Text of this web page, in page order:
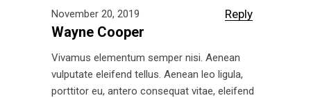
November 20, 2019 Reply
Wayne Cooper
Vivamus elementum semper nisi. Aenean
vulputate eleifend tellus. Aenean leo ligula,
porttitor eu, antero consequat vitae, eleifend